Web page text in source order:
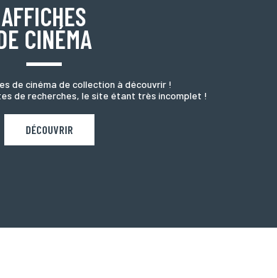
AFFICHES
CINÉMA
de cinéma de collection à découvrir !
de recherches, le site étant très incomplet !
DÉCOUVRIR